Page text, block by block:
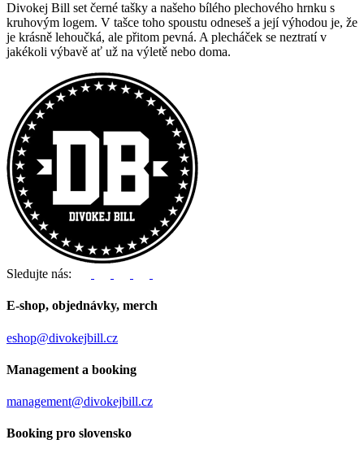
Divokej Bill set černé tašky a našeho bílého plechového hrnku s
kruhovým logem. V tašce toho spoustu odneseš a její výhodou je, že
je krásně lehoučká, ale přitom pevná. A plecháček se neztratí v
jakékoli výbavě ať už na výletě nebo doma.
Sledujte nás:
E-shop, objednávky, merch
eshop@divokejbill.cz
Management a booking
management@divokejbill.cz
Booking pro slovensko